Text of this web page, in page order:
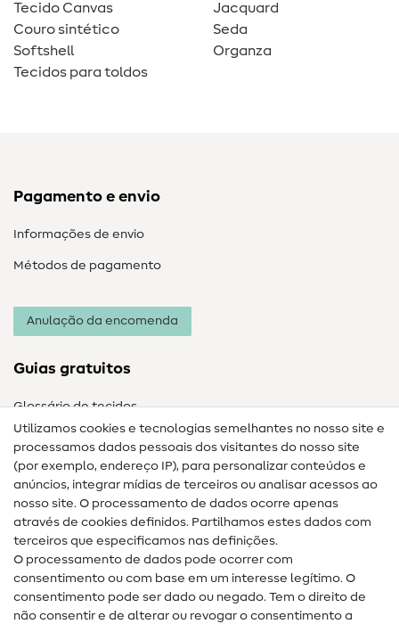
Tecido Canvas
Couro sintético
Softshell
Tecidos para toldos
Jacquard
Seda
Organza
Pagamento e envio
Informações de envio
Métodos de pagamento
Anulação da encomenda
Guias gratuitos
Glossário de tecidos
Guias de costura
Ajuda e contacto
Contacto
Mudança de proprietário
Perguntas frequentes (FAQ)
Utilizamos cookies e tecnologias semelhantes no nosso site e
processamos dados pessoais dos visitantes do nosso site
(por exemplo, endereço IP), para personalizar conteúdos e
anúncios, integrar mídias de terceiros ou analisar acessos ao
nosso site. O processamento de dados ocorre apenas
através de cookies definidos. Partilhamos estes dados com
terceiros que especificamos nas definições.
O processamento de dados pode ocorrer com
consentimento ou com base em um interesse legítimo. O
consentimento pode ser dado ou negado. Tem o direito de
não consentir e de alterar ou revogar o consentimento a